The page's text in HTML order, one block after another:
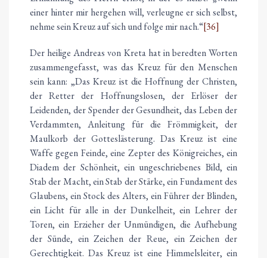
einer hinter mir hergehen will, verleugne er sich selbst,
nehme sein Kreuz auf sich und folge mir nach.“[36]
Der heilige Andreas von Kreta hat in beredten Worten
zusammengefasst, was das Kreuz für den Menschen
sein kann: „Das Kreuz ist die Hoffnung der Christen,
der Retter der Hoffnungslosen, der Erlöser der
Leidenden, der Spender der Gesundheit, das Leben der
Verdammten, Anleitung für die Frömmigkeit, der
Maulkorb der Gotteslästerung. Das Kreuz ist eine
Waffe gegen Feinde, eine Zepter des Königreiches, ein
Diadem der Schönheit, ein ungeschriebenes Bild, ein
Stab der Macht, ein Stab der Stärke, ein Fundament des
Glaubens, ein Stock des Alters, ein Führer der Blinden,
ein Licht für alle in der Dunkelheit, ein Lehrer der
Toren, ein Erzieher der Unmündigen, die Aufhebung
der Sünde, ein Zeichen der Reue, ein Zeichen der
Gerechtigkeit. Das Kreuz ist eine Himmelsleiter, ein